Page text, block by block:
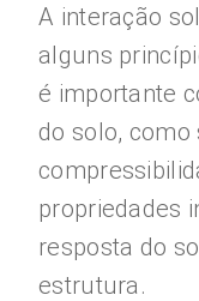
A interação
alguns
é importante
do solo, como
propriedades
resposta do
estrutura.